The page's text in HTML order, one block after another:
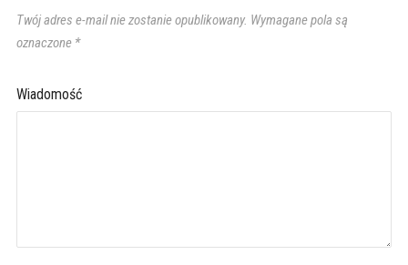
Twój adres e-mail nie zostanie opublikowany. Wymagane pola są
oznaczone *
Wiadomość